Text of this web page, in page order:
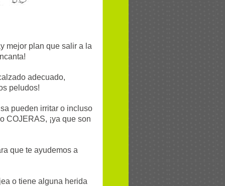
mejor plan que salir a la
adecuado,
peludos!
pueden irritar o incluso
COJERAS, ¡ya que son
que te ayudemos a
o tiene alguna herida